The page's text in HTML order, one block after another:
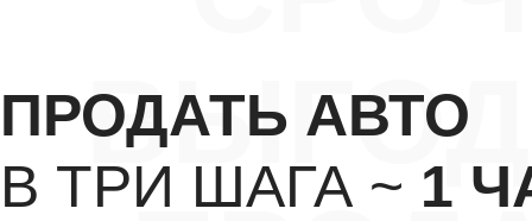
ПРОДАТЬ АВТО
В ТРИ ШАГА ~ 1